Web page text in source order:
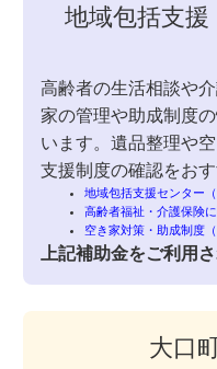
地域包括支援
高齢者の生活相談や
家の管理や助成制度
います。遺品整理や
支援制度の確認をおす
地域包括支援センター（
高齢者福祉・介護保険
空き家対策・助成制度（
上記補助金をご利用
大口